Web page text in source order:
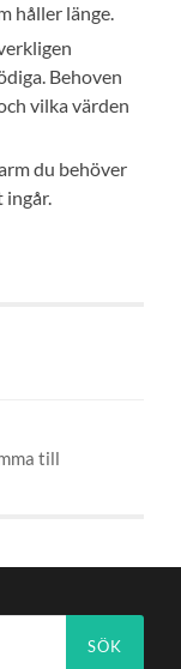
håller länge.
Behoven
vilka värden
du behöver
ingår.
till